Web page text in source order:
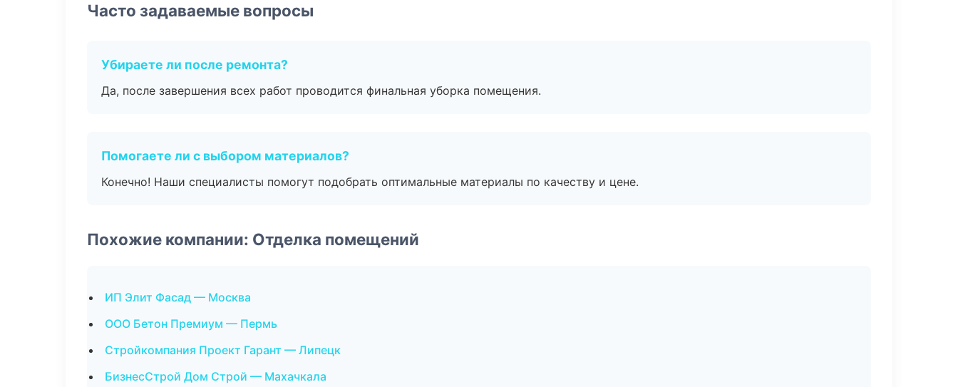
Часто задаваемые вопросы
Убираете ли после ремонта?
Да, после завершения всех работ проводится финальная уборка помещения.
Помогаете ли с выбором материалов?
Конечно! Наши специалисты помогут подобрать оптимальные материалы по качеству и цене.
Похожие компании: Отделка помещений
ИП Элит Фасад — Москва
ООО Бетон Премиум — Пермь
Стройкомпания Проект Гарант — Липецк
БизнесСтрой Дом Строй — Махачкала